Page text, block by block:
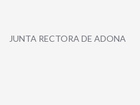
JUNTA RECTORA DE ADONA